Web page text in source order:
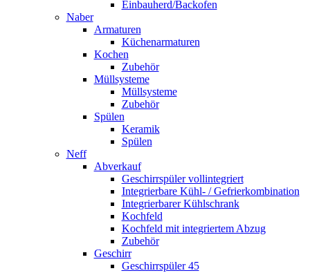
Einbauherd/Backofen
Naber
Armaturen
Küchenarmaturen
Kochen
Zubehör
Müllsysteme
Müllsysteme
Zubehör
Spülen
Keramik
Spülen
Neff
Abverkauf
Geschirrspüler vollintegriert
Integrierbare Kühl- / Gefrierkombination
Integrierbarer Kühlschrank
Kochfeld
Kochfeld mit integriertem Abzug
Zubehör
Geschirr
Geschirrspüler 45